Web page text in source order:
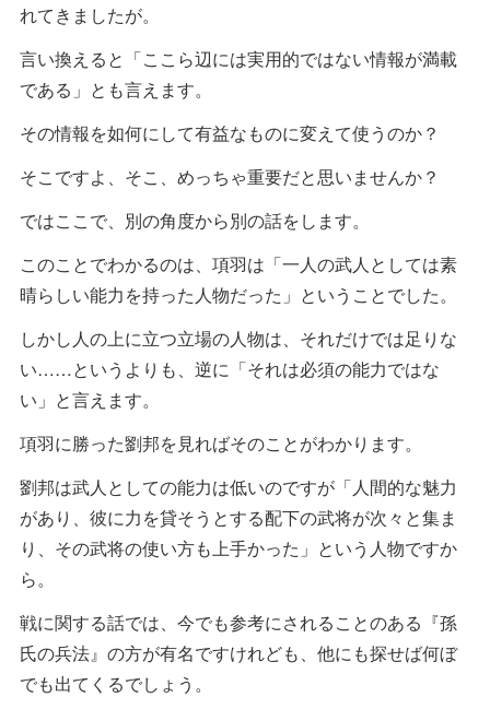
れてきましたが。
言い換えると「ここら辺には実用的ではない情報が満載
である」とも言えます。
その情報を如何にして有益なものに変えて使うのか？
そこですよ、そこ、めっちゃ重要だと思いませんか？
ではここで、別の角度から別の話をします。
このことでわかるのは、項羽は「一人の武人としては素
晴らしい能力を持った人物だった」ということでした。
しかし人の上に立つ立場の人物は、それだけでは足りな
い……というよりも、逆に「それは必須の能力ではな
い」と言えます。
項羽に勝った劉邦を見ればそのことがわかります。
劉邦は武人としての能力は低いのですが「人間的な魅力
があり、彼に力を貸そうとする配下の武将が次々と集ま
り、その武将の使い方も上手かった」という人物ですか
ら。
戦に関する話では、今でも参考にされることのある『孫
氏の兵法』の方が有名ですけれども、他にも探せば何ぼ
でも出てくるでしょう。